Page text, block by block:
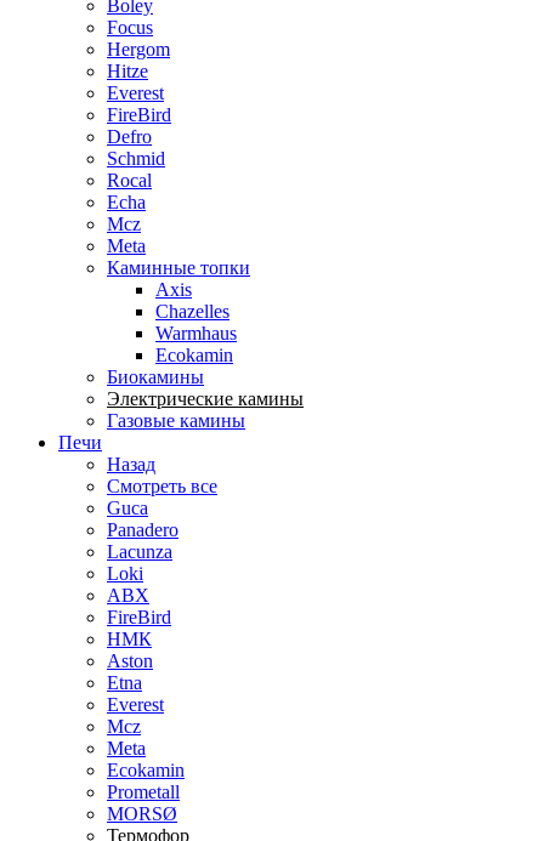
Boley
Focus
Hergom
Hitze
Everest
FireBird
Defro
Schmid
Rocal
Echa
Mcz
Meta
Каминные топки
Axis
Chazelles
Warmhaus
Ecokamin
Биокамины
Электрические камины
Газовые камины
Печи
Назад
Смотреть все
Guca
Panadero
Lacunza
Loki
ABX
FireBird
НМК
Aston
Etna
Everest
Mcz
Meta
Ecokamin
Prometall
MORSØ
Термофор